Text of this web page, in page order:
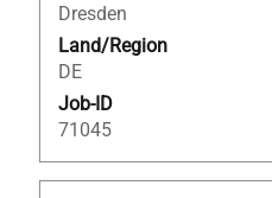
Dresden
Land/Region
DE
Job-ID
71045